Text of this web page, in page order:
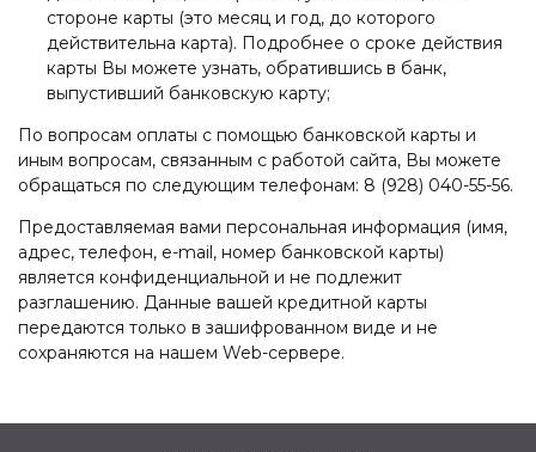
стороне карты (это месяц и год, до которого
действительна карта). Подробнее о сроке действия
карты Вы можете узнать, обратившись в банк,
выпустивший банковскую карту;
По вопросам оплаты с помощью банковской карты и
иным вопросам, связанным с работой сайта, Вы можете
обращаться по следующим телефонам: 8 (928) 040-55-56.
Предоставляемая вами персональная информация (имя,
адрес, телефон, e-mail, номер банковской карты)
является конфиденциальной и не подлежит
разглашению. Данные вашей кредитной карты
передаются только в зашифрованном виде и не
сохраняются на нашем Web-сервере.